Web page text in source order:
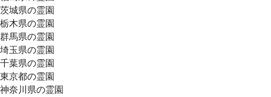
茨城県の霊園
栃木県の霊園
群馬県の霊園
埼玉県の霊園
千葉県の霊園
東京都の霊園
神奈川県の霊園